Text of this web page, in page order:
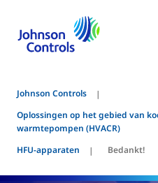
Johnson Controls
Oplossingen op het gebied van
warmtepompen (HVACR)
HFU-apparaten
Bedankt!